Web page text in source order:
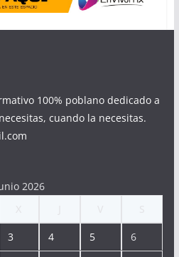
100% poblano dedicado a
cuando la necesitas.
2026
3 4 5 6